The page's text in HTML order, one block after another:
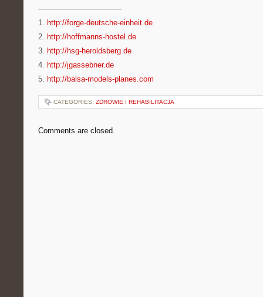
———————————
1. http://forge-deutsche-einheit.de
2. http://hoffmanns-hostel.de
3. http://hsg-heroldsberg.de
4. http://jgassebner.de
5. http://balsa-models-planes.com
CATEGORIES: ZDROWIE I REHABILITACJA
Comments are closed.